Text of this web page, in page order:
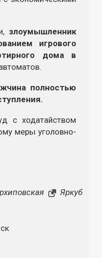
злоумышленник
игрового
дома в
полностью
с ходатайством
меры уголовно-
Яркуб